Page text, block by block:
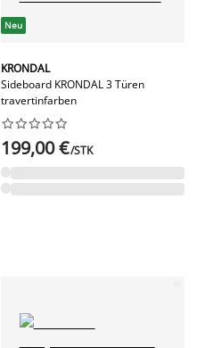
Neu
KRONDAL
Sideboard KRONDAL 3 Türen
travertinfarben






199,00 €/STK